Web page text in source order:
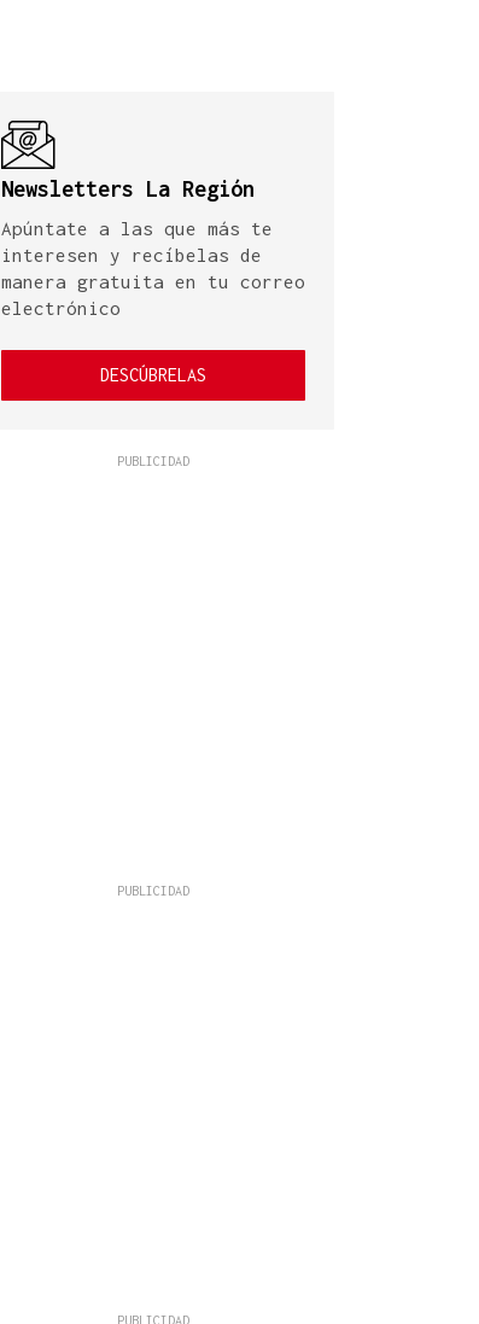
Newsletters La Región
Apúntate a las que más te
interesen y recíbelas de
manera gratuita en tu correo
electrónico
DESCÚBRELAS